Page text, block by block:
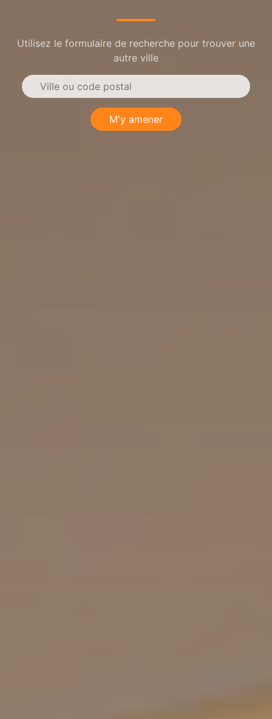
Utilisez le formulaire de recherche pour trouver une
autre ville
M'y amener